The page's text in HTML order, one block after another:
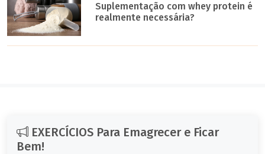
Suplementação com whey protein é
realmente necessária?
EXERCÍCIOS Para Emagrecer e Ficar
Bem!